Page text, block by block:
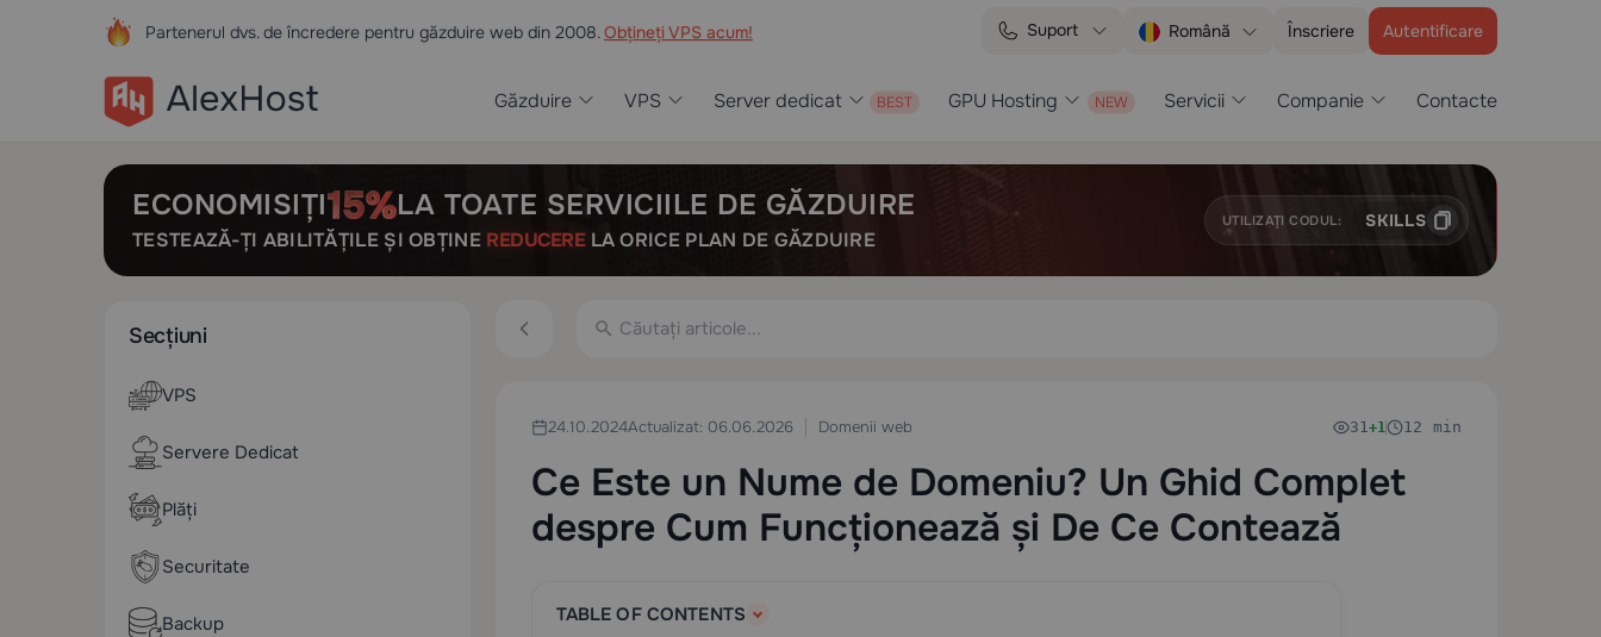
Partenerul dvs. de încredere pentru găzduire web din 2008.Obțineți VPS acum! Suport Română Înscriere Autentificare
Găzduire VPS Server dedicat GPU Hosting Servicii Companie Contacte
ECONOMISIȚI LA TOATE SERVICIILE DE GĂZDUIRE
TESTEAZĂ-ȚI ABILITĂȚILE ȘI OBȚINE REDUCERELA ORICE PLAN DE GĂZDUIRE
UTILIZAȚI CODUL: SKILLS
Secțiuni
VPS
Servere Dedicat
Plăți
Securitate
Backup
24.10.2024Actualizat: 06.06.2026 Domenii web 31+1 12 min
Ce Este un Nume de Domeniu? Un Ghid Complet
despre Cum Funcționează și De Ce Contează
TABLE OF CONTENTS